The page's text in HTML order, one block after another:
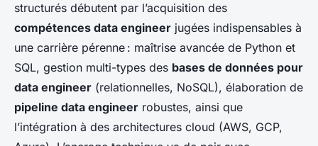
structurés débutent par l’acquisition des
compétences data engineer jugées indispensables à
une carrière pérenne : maîtrise avancée de Python et
SQL, gestion multi-types des bases de données pour
data engineer (relationnelles, NoSQL), élaboration de
pipeline data engineer robustes, ainsi que
l’intégration à des architectures cloud (AWS, GCP,